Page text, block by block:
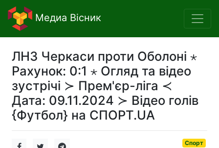
Медиа Вісник
ЛНЗ Черкаси проти Оболоні ⋆
Рахунок: 0:1 ⋆ Огляд та відео
зустрічі ≻ Прем'єр-ліга ≺
Дата: 09.11.2024 ≻ Відео голів
{Футбол} на СПОРТ.UA
Спорт